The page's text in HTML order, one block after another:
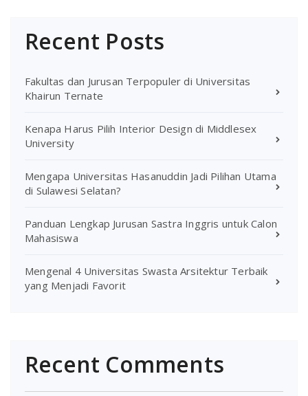
Recent Posts
Fakultas dan Jurusan Terpopuler di Universitas
Khairun Ternate
Kenapa Harus Pilih Interior Design di Middlesex
University
Mengapa Universitas Hasanuddin Jadi Pilihan Utama
di Sulawesi Selatan?
Panduan Lengkap Jurusan Sastra Inggris untuk Calon
Mahasiswa
Mengenal 4 Universitas Swasta Arsitektur Terbaik
yang Menjadi Favorit
Recent Comments